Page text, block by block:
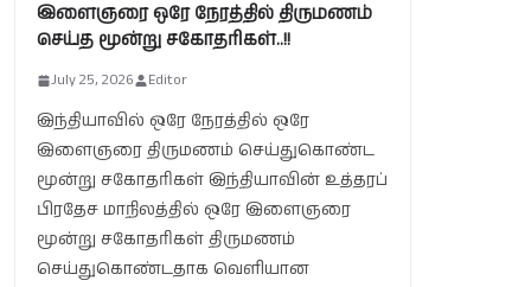
இளைஞரை ஒரே நேரத்தில் திருமணம்
செய்த மூன்று சகோதரிகள்..!!
July 25, 2026 Editor
இந்தியாவில் ஒரே நேரத்தில் ஒரே
இளைஞரை திருமணம் செய்துகொண்ட
மூன்று சகோதரிகள் இந்தியாவின் உத்தரப்
பிரதேச மாநிலத்தில் ஒரே இளைஞரை
மூன்று சகோதரிகள் திருமணம்
செய்துகொண்டதாக வெளியான